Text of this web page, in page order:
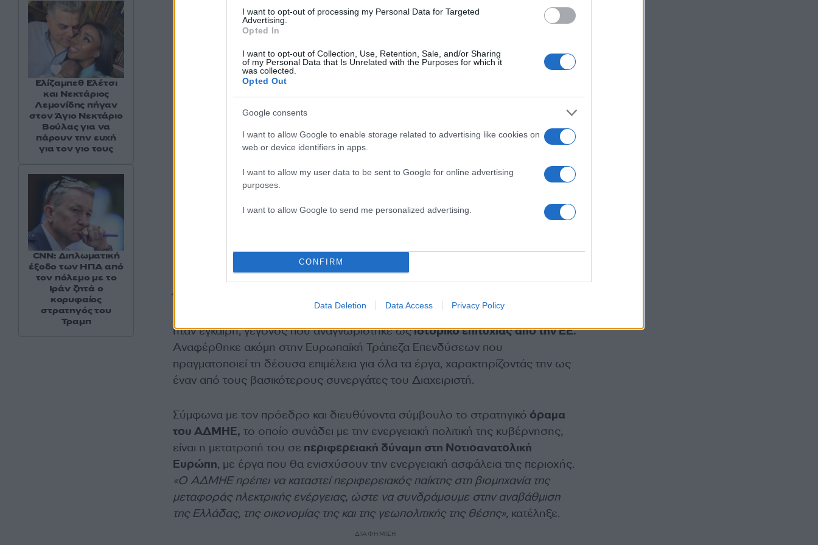
I want to opt-out of processing my Personal Data for Targeted
Advertising.
Opted In
I want to opt-out of Collection, Use, Retention, Sale, and/or Sharing
of my Personal Data that Is Unrelated with the Purposes for which it
was collected.
Opted Out
Google consents
I want to allow Google to enable storage related to advertising like cookies on
web or device identifiers in apps.
I want to allow my user data to be sent to Google for online advertising
purposes.
I want to allow Google to send me personalized advertising.
CONFIRM
Data Deletion Data Access Privacy Policy
Όπως είπε, την τελευταία 9ετία ο ΑΔΜΗΕ έχει αντλήσει σημαντικά ευρωπαϊκά
κονδύλια για την ανάπτυξη κρίσιμων υποδομών, η ολοκλήρωση των οποίων
ήταν έγκαιρη, γεγονός που αναγνωρίστηκε ωςιστορικό επιτυχίας από την ΕΕ.
Αναφέρθηκε ακόμη στην Ευρωπαϊκή Τράπεζα Επενδύσεων που
πραγματοποιεί τη δέουσα επιμέλεια για όλα τα έργα, χαρακτηρίζοντάς την ως
έναν από τους βασικότερους συνεργάτες του Διαχειριστή.
Σύμφωνα με τον πρόεδρο και διευθύνοντα σύμβουλο το στρατηγικό όραμα
του ΑΔΜΗΕ, το οποίο συνάδει με την ενεργειακή πολιτική της κυβέρνησης,
είναι η μετατροπή του σε περιφερειακή δύναμη στη Νοτιοανατολική
Ευρώπη, με έργα που θα ενισχύσουν την ενεργειακή ασφάλεια της περιοχής.
«Ο ΑΔΜΗΕ πρέπει να καταστεί περιφερειακός παίκτης στη βιομηχανία της
μεταφοράς ηλεκτρικής ενέργειας, ώστε να συνδράμουμε στην αναβάθμιση
της Ελλάδας, της οικονομίας της και της γεωπολιτικής της θέσης»,κατέληξε.
ΔΙΑΦΗΜΙΣΗ
Ελίζαμπεθ Ελέτσι
και Νεκτάριος
Λεμονίδης πήγαν
στον Άγιο Νεκτάριο
Βούλας για να
πάρουν την ευχή
για τον γιο τους
CNN: Διπλωματική
έξοδο των ΗΠΑ από
τον πόλεμο με το
Ιράν ζητά ο
κορυφαίος
στρατηγός του
Τραμπ